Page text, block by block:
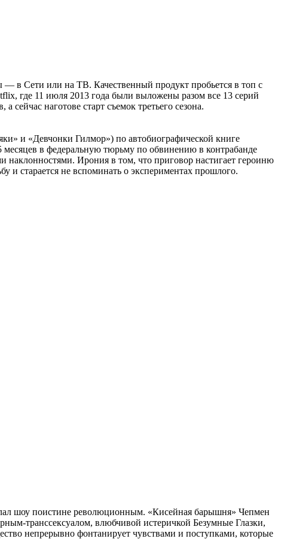
— в Сети или на ТВ. Качественный продукт пробьется в топ с
где 11 июля 2013 года были выложены разом все 13 серий
наготове старт съемок третьего сезона.
и «Девчонки Гилмор») по автобиографической книге
в федеральную тюрьму по обвинению в контрабанде
наклонностями. Ирония в том, что приговор настигает героиню
и старается не вспоминать о экспериментах прошлого.
шоу поистине революционным. «Кисейная барышня» Чепмен
транссексуалом, влюбчивой истеричкой Безумные Глазки,
непрерывно фонтанирует чувствами и поступками, которые